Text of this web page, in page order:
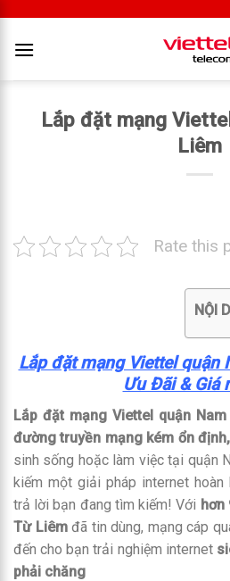
Lắp đặt mạng
Liêm
Rate this
NỘI
Lắp đặt mạng Viettel quận
Ưu Đãi & Giá
Lắp đặt mạng Viettel quận
đường truyền mạng kém ổn
sinh sống hoặc làm việc tại quận
kiếm một giải pháp internet hoàn
trả lời bạn đang tìm kiếm! Với hơn
Từ Liêmđã tin dùng, mạng cáp
đến cho bạn trải nghiệm internet
phải chăng